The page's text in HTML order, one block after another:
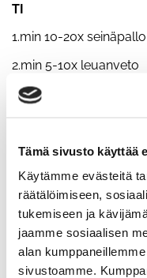
Tämä sivusto käyttää
Käytämme evästeitä
räätälöimiseen,
tukemiseen ja
jaamme sosiaalisen
alan
sivustoamme.
TI
1.min 10-20x seinäpallo
2.min 5-10x leuanveto
3.min 10-20m
5.min lepo
- 6 kierrosta
18.00 painonnostoa
TO